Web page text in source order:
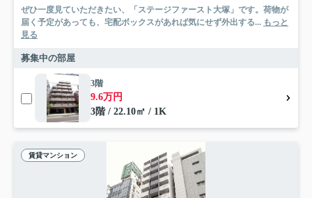
ぜひ一度見ていただきたい、「ステージファースト大塚」です。荷物が
届く予定があっても、宅配ボックスがあれば気にせず外出する... もっと
見る
募集中の部屋
3階
9.6万円
3階 / 22.10㎡ / 1K
賃貸マンション